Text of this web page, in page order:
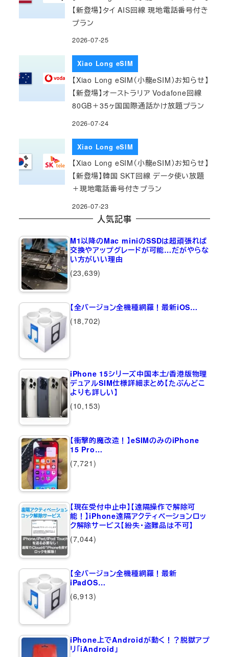
【新登場】タイ AIS回線 現地電話番号付き
プラン
2026-07-25
Xiao Long eSIM
【Xiao Long eSIM（小龍eSIM）お知らせ】
【新登場】オーストラリア Vodafone回線
80GB＋35ヶ国国際通話かけ放題プラン
2026-07-24
Xiao Long eSIM
【Xiao Long eSIM（小龍eSIM）お知らせ】
【新登場】韓国 SKT回線 データ使い放題
＋現地電話番号付きプラン
2026-07-23
人気記事
M1以降のMac miniのSSDは超頑張れば
交換やアップグレードが可能…だがやらな
い方がいい理由
(23,639)
【全バージョン全機種網羅！最新iOS…
(18,702)
iPhone 15シリーズ中国本土/香港版物理
デュアルSIM仕様詳細まとめ【たぶんどこ
よりも詳しい】
(10,153)
【衝撃的魔改造！】eSIMのみのiPhone
15 Pro…
(7,721)
【現在受付中止中】【遠隔操作で解除可
能！】iPhone遠隔アクティベーションロッ
ク解除サービス【紛失・盗難品は不可】
(7,044)
【全バージョン全機種網羅！最新
iPadOS…
(6,913)
iPhone上でAndroidが動く！？脱獄アプ
リ「iAndroid」